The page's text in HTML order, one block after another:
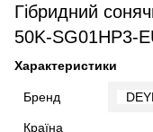
Гібридний
50K-SG01HP3-
Характеристики
Бренд
Країна